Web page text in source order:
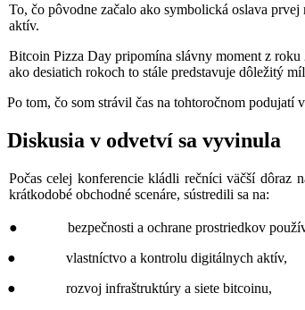
To, čo pôvodne začalo ako symbolická oslava
aktív.
Bitcoin Pizza Day pripomína slávny moment z
ako desiatich rokoch to stále predstavuje dôležitý
Po tom, čo som strávil čas na tohtoročnom podujatí
Diskusia v odvetví sa vyvinula
Počas celej konferencie kládli rečníci väčší dôraz
krátkodobé obchodné scenáre, sústredili sa na:
● bezpečnosti a ochrane prostriedkov
● vlastníctvo a kontrolu digitálnych aktív,
● rozvoj infraštruktúry a siete bitcoinu,